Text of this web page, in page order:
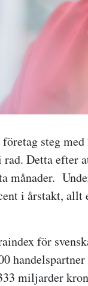
steg
rad. Detta efter
månader.
i årstakt,
för
miljarder